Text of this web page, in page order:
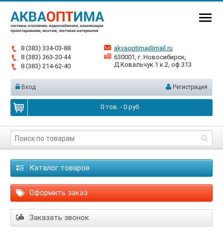
8 (383) 334-03-88
8 (383) 363-20-44
8 (383) 214-62-40
akvaoptima@mail.ru
630001, г. Новосибирск,
Д.Ковальчук 1 к.2, оф.313
Вход Регистрация
0тов. - 0руб.
Каталог товаров
Оформить заказ
Заказать звонок